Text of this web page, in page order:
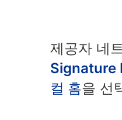
제공자 네
Signature
컬 홈을 선